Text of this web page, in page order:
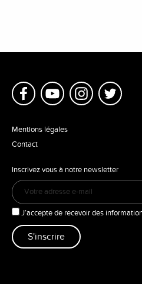
Mentions légales
Contact
Inscrivez vous à notre newsletter
J’accepte de recevoir des